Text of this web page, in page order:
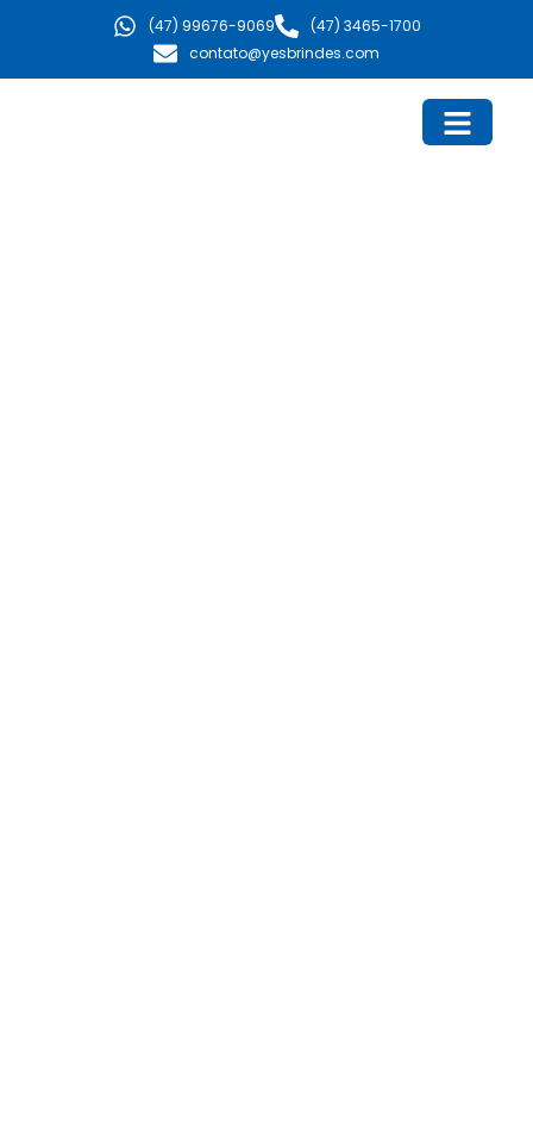
(47) 99676-9069
(47) 3465-1700
contato@yesbrindes.com